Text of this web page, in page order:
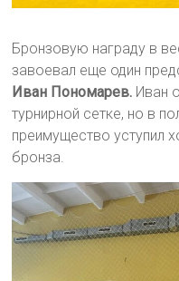
Бронзовую награду в
завоевал еще один
Иван Пономарев. Иван
турнирной сетке, но в
преимущество уступил
бронза.